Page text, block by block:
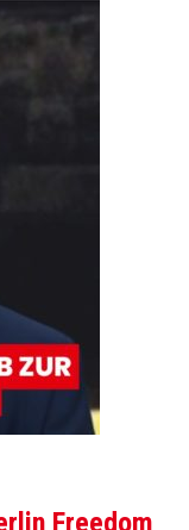
Freedom